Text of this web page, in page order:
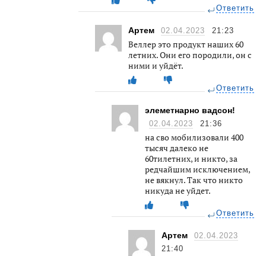
Ответить
Артем 02.04.2023 21:23
Веллер это продукт наших 60
летних. Они его породили, он с
ними и уйдёт.
Ответить
элеметнарно вадсон!
02.04.2023 21:36
на сво мобилизовали 400
тысяч далеко не
60тилетних, и никто, за
редчайшим исключением,
не вякнул. Так что никто
никуда не уйдет.
Ответить
Артем
02.04.2023
21:40